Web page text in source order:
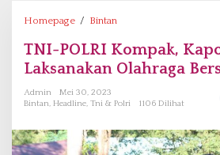
Homepage / Bintan
I
-
O
R
I
TNI-POLRI Kompak,
Laksanakan Olahraga
Admin
Mei 30, 2023
Bintan, Headline, Tni & Polri 1106 Dilihat